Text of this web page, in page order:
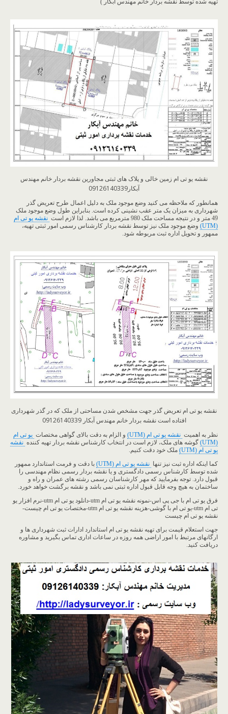
تهیه شده توسط نقشه بردار خانم مهندس آبکار )
نقشه یو تی ام زمین خالی و پلاک های ثبتی مجاورین نقشه بردار خانم مهندس
آبکار09126140339
همانطور که ملاحظه می کنید وضع موجود ملک به دلیل اعمال طرح تعریض گذر
شهرداری به میزان یک متر عقب نشینی کرده است. بنابراین طول وضع موجود ملک
49 متر و در نتیجه مساحت ملک 980 مترمربع می باشد. لذا لازم است
نقشه یو تی ام
(UTM)
وضع موجود ملک نیز توسط نقشه بردار کارشناس رسمی امور ثبتی تهیه،
ممهور و تحویل اداره ثبت مربوطه شود.
نقشه یو تی ام تعریض گذر جهت مشخص شدن مساحتی از ملک که در گذر شهرداری
افتاده است نقشه بردار خانم مهندس آبکار 09126140339
نظر به اهمیت نقشه یو تی ام (UTM) و الزام به دقت بالای گواهی مختصات یو تی ام
(UTM)
گوشه های ملک، لازم است در انتخاب کارشناس نقشه بردار تهیه کننده نقشه
یو تی ام (UTM)
ملک خود دقت کنیم.
کما اینکه اداره ثبت نیز تنها نقشه یو تی ام (UTM)
با دقت و فرمت استاندارد ممهور
شده توسط کارشناس رسمی دادگستری و یا نقشه بردار رسمی نظام مهندسی را
قبول دارد. توجه بفرمایید که مهر کارشناسان رسمی رشته های عمران و راه و
ساختمان به هیچ وجه قابل قبول اداره ثبتی نمی باشد و نقشه برگشت خواهد خورد.
فرق یو تی ام با جی پی اس-نمونه نقشه یو تی ام utm-دانلود یو تی ام utm-نرم افزار یو
تی ام utm-یو تی ام با گوشی-هزینه نقشه یو تی ام utm-مختصات یو تی ام چیست-
نقشه یو تی ام چیست
جهت استعلام قیمت برای تهیه نقشه یو تی ام استاندارد ادارات ثبت شهرداری ها و
ارگانهای مرتبط با امور اراضی همه روزه در ساعات اداری تماس بگیرید و مشاوره
دریافت کنید.